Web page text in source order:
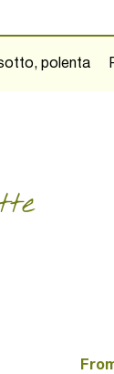
polenta